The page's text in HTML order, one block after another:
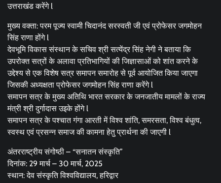
उत्तराखंड करेंगे l
मुख्य वक्ता: परम पूज्य स्वामी चिदानंद सरस्वती जी एवं प्रोफेसर जगमोहन
सिंह राणा होंगे l
देवभूमि विकास संस्थान के सचिव श्री सत्येंद्र सिंह नेगी ने बताया कि
उपरोक्त सत्रों के अलावा प्रतिभागियों की जिज्ञासाओं को शांत करने के
उद्देश्य से एक विशेष सत्र समापन समारोह से पूर्व आयोजित किया जाएगा
जिसकी अध्यक्षता प्रोफेसर जगमोहन सिंह राणा करेंगे l
समापन सत्र के मुख्य अतिथि भारत सरकार के जनजातीय मामलों के राज्य
मंत्री श्री दुर्गादास उइके होंगे l
समापन सत्र के पश्चात गंगा आरती में विश्व शांति, समरसता, विश्व बंधुत्व,
स्वस्थ एवं प्रसन्न समाज की कामना हेतु प्रार्थना की जाएगी l
अंतरराष्ट्रीय संगोष्ठी – “सनातन संस्कृति”
दिनांक: 29 मार्च – 30 मार्च, 2025
स्थान: देव संस्कृति विश्वविद्यालय, हरिद्वार